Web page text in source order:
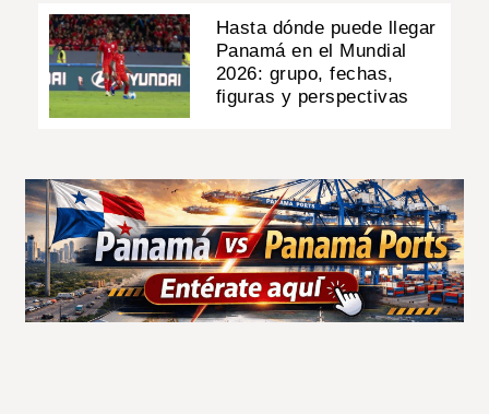
Hasta dónde puede llegar
Panamá en el Mundial
2026: grupo, fechas,
figuras y perspectivas